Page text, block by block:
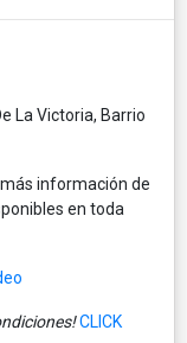
La Victoria, Barrio
información de
en toda
CLICK